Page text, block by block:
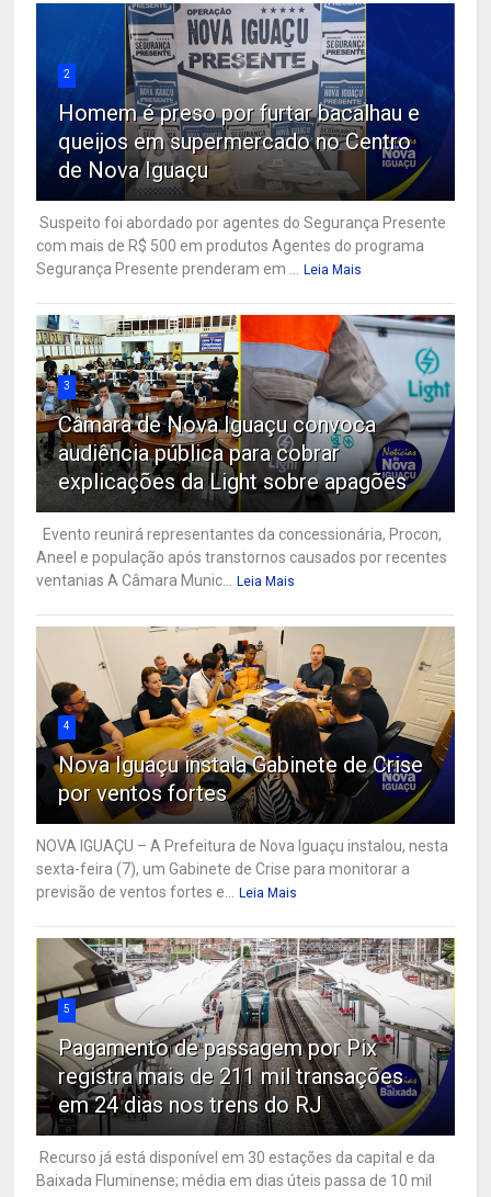
2
Homem é preso por furtar bacalhau e
queijos em supermercado no Centro
de Nova Iguaçu
Suspeito foi abordado por agentes do Segurança Presente
com mais de R$ 500 em produtos Agentes do programa
Segurança Presente prenderam em ... Leia Mais
3
Câmara de Nova Iguaçu convoca
audiência pública para cobrar
explicações da Light sobre apagões
Evento reunirá representantes da concessionária, Procon,
Aneel e população após transtornos causados por recentes
ventanias A Câmara Munic... Leia Mais
4
Nova Iguaçu instala Gabinete de Crise
por ventos fortes
NOVA IGUAÇU – A Prefeitura de Nova Iguaçu instalou, nesta
sexta-feira (7), um Gabinete de Crise para monitorar a
previsão de ventos fortes e... Leia Mais
5
Pagamento de passagem por Pix
registra mais de 211 mil transações
em 24 dias nos trens do RJ
Recurso já está disponível em 30 estações da capital e da
Baixada Fluminense; média em dias úteis passa de 10 mil